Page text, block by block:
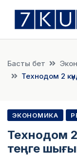
Басты бет
Технодом 2
ЭКОНОМИКА
Технодом
теңге